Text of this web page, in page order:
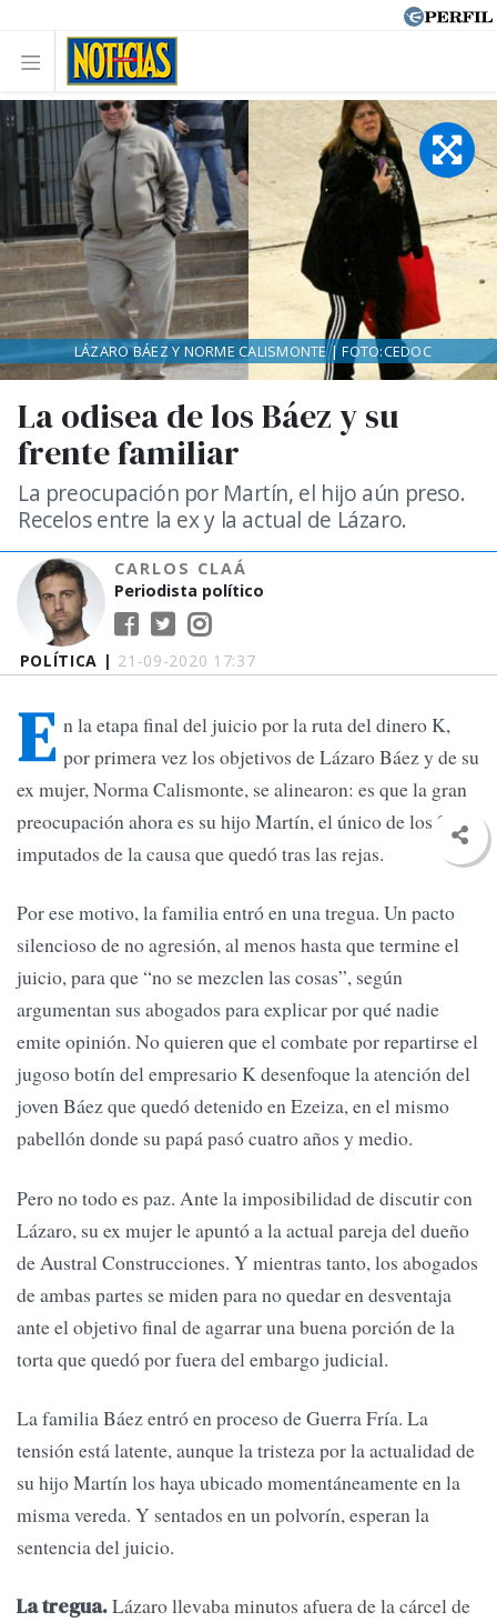
POLÍTICA | 21-09-2020 17:37
La odisea de los Báez y su
frente familiar
La preocupación por Martín, el hijo aún preso.
Recelos entre la ex y la actual de Lázaro.
CARLOS CLAÁ
Periodista político
LÁZARO BÁEZ Y NORME CALISMONTE | FOTO:CEDOC
E n la etapa final del juicio por la ruta del dinero K,
por primera vez los objetivos de Lázaro Báez y de su
ex mujer, Norma Calismonte, se alinearon: es que la gran
preocupación ahora es su hijo Martín, el único de los 26
imputados de la causa que quedó tras las rejas.
Por ese motivo, la familia entró en una tregua. Un pacto
silencioso de no agresión, al menos hasta que termine el
juicio, para que “no se mezclen las cosas”, según
argumentan sus abogados para explicar por qué nadie
emite opinión. No quieren que el combate por repartirse el
jugoso botín del empresario K desenfoque la atención del
joven Báez que quedó detenido en Ezeiza, en el mismo
pabellón donde su papá pasó cuatro años y medio.
Pero no todo es paz. Ante la imposibilidad de discutir con
Lázaro, su ex mujer le apuntó a la actual pareja del dueño
de Austral Construcciones. Y mientras tanto, los abogados
de ambas partes se miden para no quedar en desventaja
ante el objetivo final de agarrar una buena porción de la
torta que quedó por fuera del embargo judicial.
La familia Báez entró en proceso de Guerra Fría. La
tensión está latente, aunque la tristeza por la actualidad de
su hijo Martín los haya ubicado momentáneamente en la
misma vereda. Y sentados en un polvorín, esperan la
sentencia del juicio.
La tregua.Lázaro llevaba minutos afuera de la cárcel de